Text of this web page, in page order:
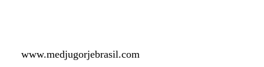
www.medjugorjebrasil.com